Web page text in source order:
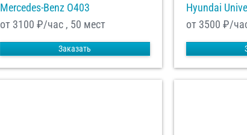
Mercedes-Benz О403
от 3100 ₽/час , 50 мест
Заказать
Hyundai
от 3500 ₽/